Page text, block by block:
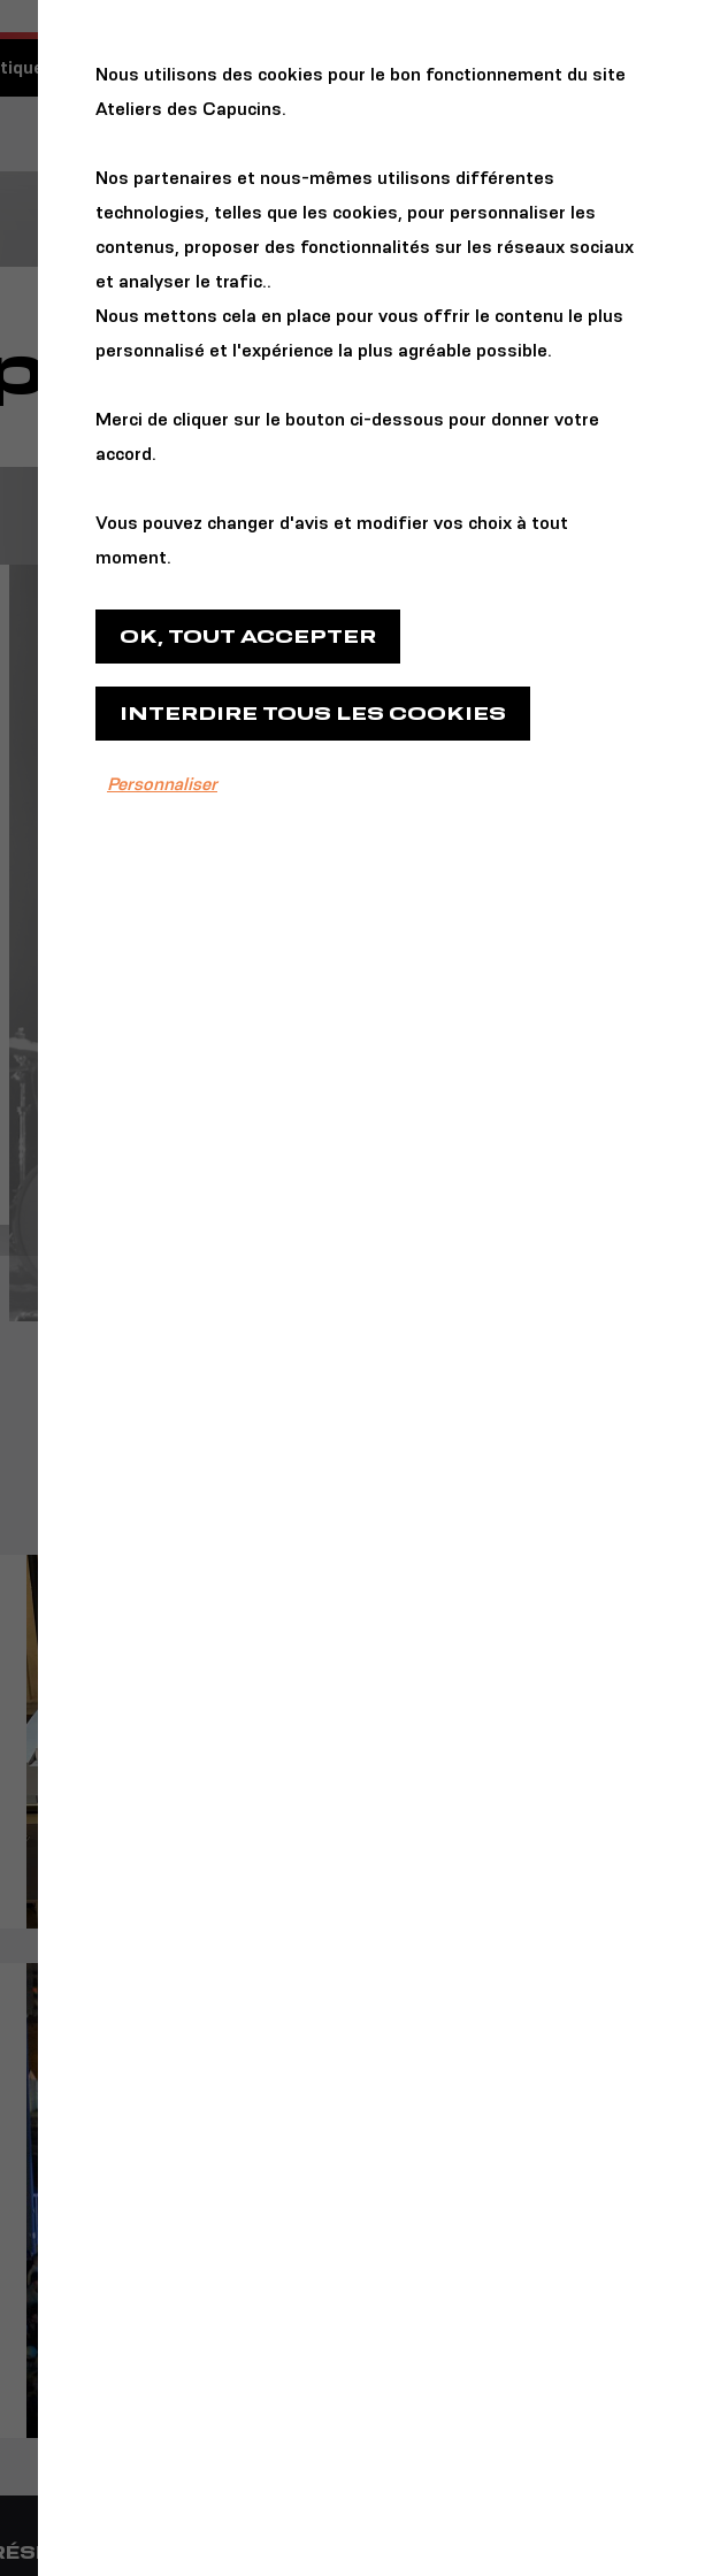
lieux
événement
GaÏa
SOCIAUX
Nous utilisons des cookies pour le bon fonctionnement du site
Ateliers des Capucins.
Nos partenaires et nous-mêmes utilisons différentes
technologies, telles que les cookies, pour personnaliser les
contenus, proposer des fonctionnalités sur les réseaux sociaux
et analyser le trafic..
Nous mettons cela en place pour vous offrir le contenu le plus
personnalisé et l'expérience la plus agréable possible.
Merci de cliquer sur le bouton ci-dessous pour donner votre
accord.
Vous pouvez changer d'avis et modifier vos choix à tout
moment.
OK, TOUT ACCEPTER
INTERDIRE TOUS LES COOKIES
Personnaliser